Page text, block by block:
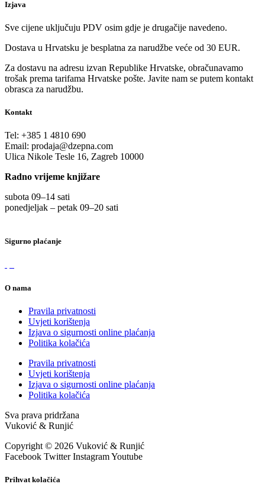
Izjava
Sve cijene uključuju PDV osim gdje je drugačije navedeno.
Dostava u Hrvatsku je besplatna za narudžbe veće od 30 EUR.
Za dostavu na adresu izvan Republike Hrvatske, obračunavamo
trošak prema tarifama Hrvatske pošte. Javite nam se putem kontakt
obrasca za narudžbu.
Kontakt
Tel: +385 1 4810 690
Email: prodaja@dzepna.com
Ulica Nikole Tesle 16, Zagreb 10000
Radno vrijeme knjižare
subota 09–14 sati
ponedjeljak – petak 09–20 sati
Sigurno plaćanje
O nama
Pravila privatnosti
Uvjeti korištenja
Izjava o sigurnosti online plaćanja
Politika kolačića
Pravila privatnosti
Uvjeti korištenja
Izjava o sigurnosti online plaćanja
Politika kolačića
Sva prava pridržana
Vuković & Runjić
Copyright © 2026 Vuković & Runjić
Facebook Twitter InstagramYoutube
Prihvat kolačića